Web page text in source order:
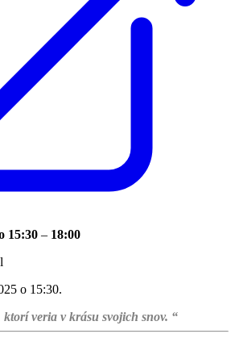
15:30 – 18:00
o 15:30.
veria v krásu svojich snov. “